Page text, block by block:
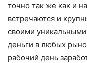
точно так же как и
встречаются и
своими
деньги в любых
рабочий день